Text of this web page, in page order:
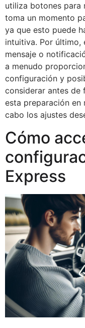
utiliza botones para
toma un momento
ya que esto puede
intuitiva. Por último,
mensaje o
a menudo
configuración y
considerar antes de
esta preparación en
cabo los ajustes
Cómo
Express